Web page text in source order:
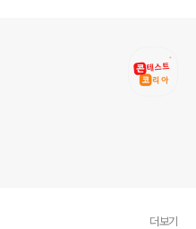
더보기